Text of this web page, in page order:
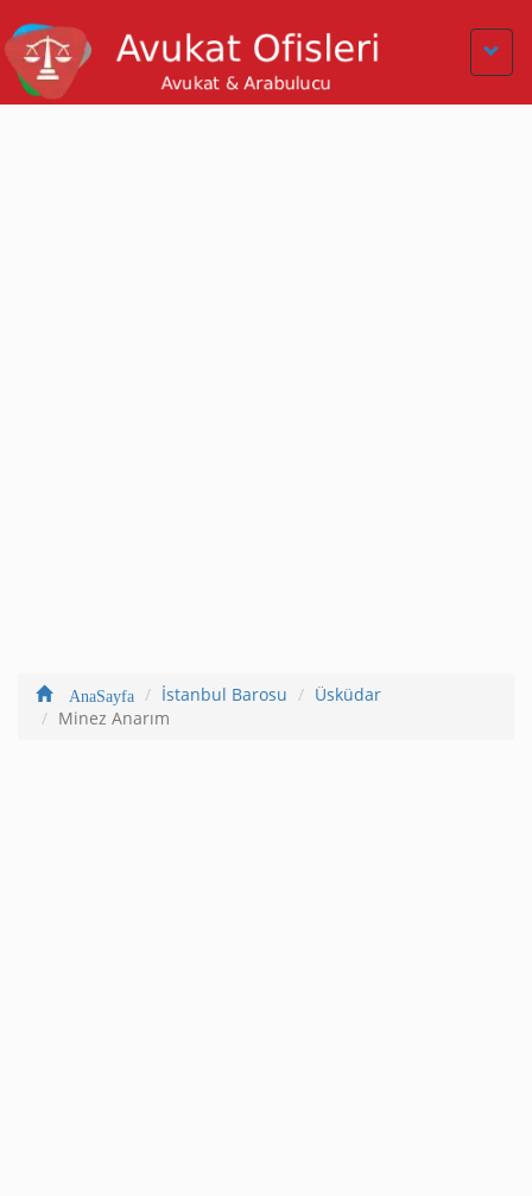
AnaSayfa İstanbul Barosu
Üsküdar
Minez Anarım